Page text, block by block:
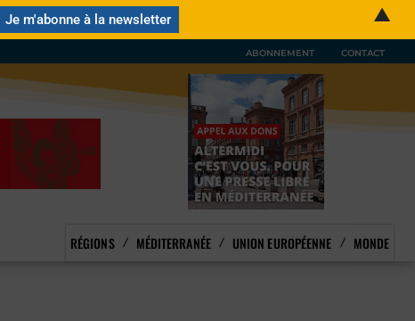
ABONNEMENT CONTACT
RÉGIONS MÉDITERRANÉE UNION EUROPÉENNE MONDE
▲